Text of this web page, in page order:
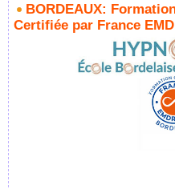
BORDEAUX:
Certifiée par France